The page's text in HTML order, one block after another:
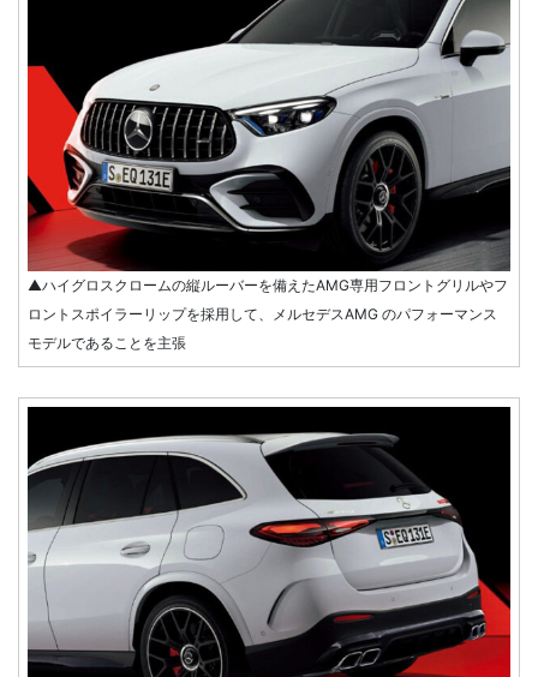
▲ハイグロスクロームの縦ルーバーを備えたAMG専用フロントグリルやフ
ロントスポイラーリップを採用して、メルセデスAMG のパフォーマンス
モデルであることを主張